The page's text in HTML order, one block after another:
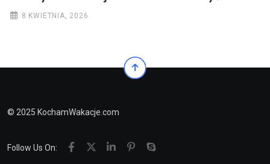
8 KWIETNIA, 2026
© 2025 KochamWakacje.com
Follow Us On: